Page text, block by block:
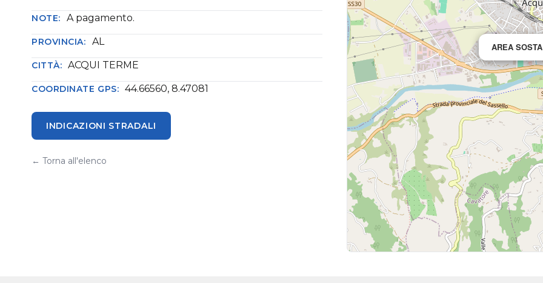
NOTE: A pagamento.
PROVINCIA: AL
CITTÀ: ACQUI TERME
COORDINATE GPS: 44.66560, 8.47081
INDICAZIONI STRADALI
← Torna all'elenco
AREA